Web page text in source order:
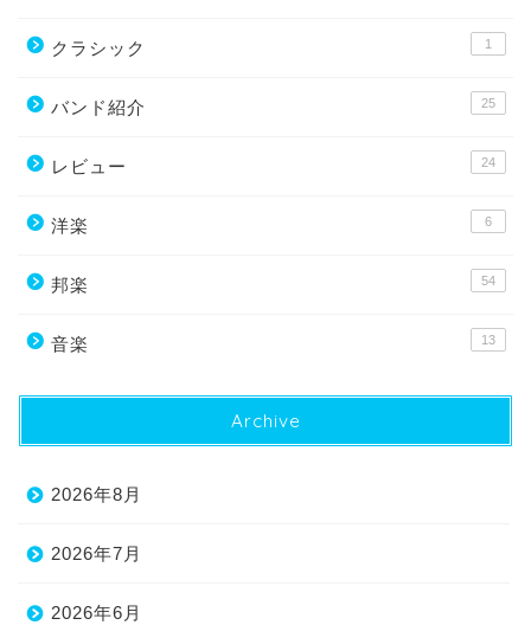
クラシック 1
バンド紹介 25
レビュー 24
洋楽 6
邦楽 54
音楽 13
Archive
2026年8月
2026年7月
2026年6月